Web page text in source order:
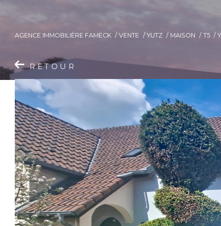
AGENCE IMMOBILIÈRE FAMECK VENTE YUTZ MAISON T5
RETOUR